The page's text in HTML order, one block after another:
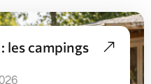
les campings